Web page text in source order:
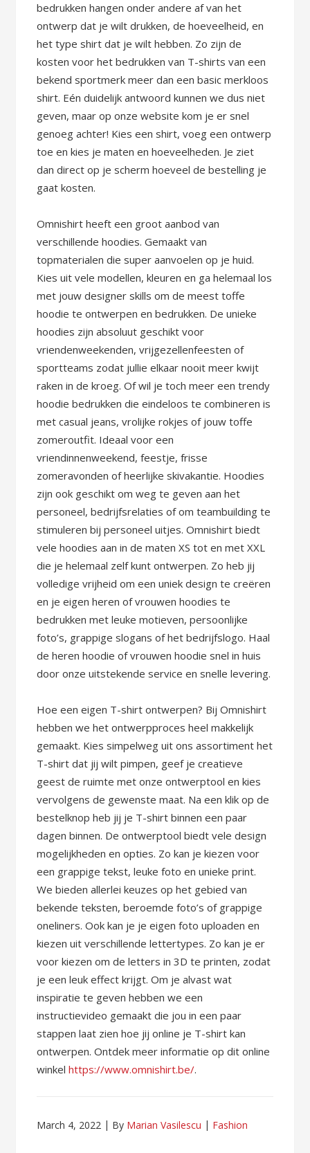
bedrukken hangen onder andere af van het
ontwerp dat je wilt drukken, de hoeveelheid, en
het type shirt dat je wilt hebben. Zo zijn de
kosten voor het bedrukken van T-shirts van een
bekend sportmerk meer dan een basic merkloos
shirt. Eén duidelijk antwoord kunnen we dus niet
geven, maar op onze website kom je er snel
genoeg achter! Kies een shirt, voeg een ontwerp
toe en kies je maten en hoeveelheden. Je ziet
dan direct op je scherm hoeveel de bestelling je
gaat kosten.
Omnishirt heeft een groot aanbod van
verschillende hoodies. Gemaakt van
topmaterialen die super aanvoelen op je huid.
Kies uit vele modellen, kleuren en ga helemaal los
met jouw designer skills om de meest toffe
hoodie te ontwerpen en bedrukken. De unieke
hoodies zijn absoluut geschikt voor
vriendenweekenden, vrijgezellenfeesten of
sportteams zodat jullie elkaar nooit meer kwijt
raken in de kroeg. Of wil je toch meer een trendy
hoodie bedrukken die eindeloos te combineren is
met casual jeans, vrolijke rokjes of jouw toffe
zomeroutfit. Ideaal voor een
vriendinnenweekend, feestje, frisse
zomeravonden of heerlijke skivakantie. Hoodies
zijn ook geschikt om weg te geven aan het
personeel, bedrijfsrelaties of om teambuilding te
stimuleren bij personeel uitjes. Omnishirt biedt
vele hoodies aan in de maten XS tot en met XXL
die je helemaal zelf kunt ontwerpen. Zo heb jij
volledige vrijheid om een uniek design te creëren
en je eigen heren of vrouwen hoodies te
bedrukken met leuke motieven, persoonlijke
foto’s, grappige slogans of het bedrijfslogo. Haal
de heren hoodie of vrouwen hoodie snel in huis
door onze uitstekende service en snelle levering.
Hoe een eigen T-shirt ontwerpen? Bij Omnishirt
hebben we het ontwerpproces heel makkelijk
gemaakt. Kies simpelweg uit ons assortiment het
T-shirt dat jij wilt pimpen, geef je creatieve
geest de ruimte met onze ontwerptool en kies
vervolgens de gewenste maat. Na een klik op de
bestelknop heb jij je T-shirt binnen een paar
dagen binnen. De ontwerptool biedt vele design
mogelijkheden en opties. Zo kan je kiezen voor
een grappige tekst, leuke foto en unieke print.
We bieden allerlei keuzes op het gebied van
bekende teksten, beroemde foto’s of grappige
oneliners. Ook kan je je eigen foto uploaden en
kiezen uit verschillende lettertypes. Zo kan je er
voor kiezen om de letters in 3D te printen, zodat
je een leuk effect krijgt. Om je alvast wat
inspiratie te geven hebben we een
instructievideo gemaakt die jou in een paar
stappen laat zien hoe jij online je T-shirt kan
ontwerpen. Ontdek meer informatie op dit online
winkelhttps://www.omnishirt.be/.
March 4, 2022 By Marian Vasilescu Fashion